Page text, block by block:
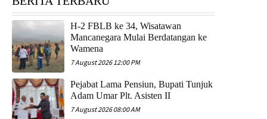
H-2 FBLB ke 34, Wisatawan
Mancanegara Mulai Berdatangan ke
Wamena
7 August 2026 12:00 PM
Pejabat Lama Pensiun, Bupati Tunjuk
Adam Umar Plt. Asisten II
7 August 2026 08:00 AM